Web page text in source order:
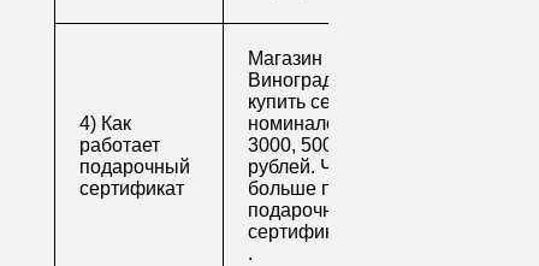
4) Как
работает
подарочный
сертификат
Магазин напитков
Виноград предлагает
купить сертификаты
номиналом 500, 1000,
3000, 5000 и 10000
рублей. Читайте
больше про
подарочные
сертификаты
.